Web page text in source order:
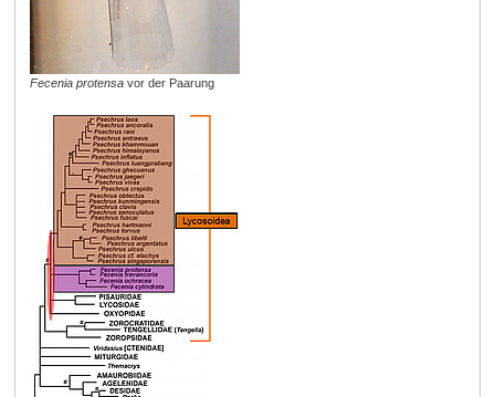
Fecenia protensavor der Paarung